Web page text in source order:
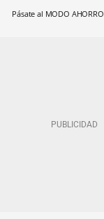
Pásate al MODO AHORRO